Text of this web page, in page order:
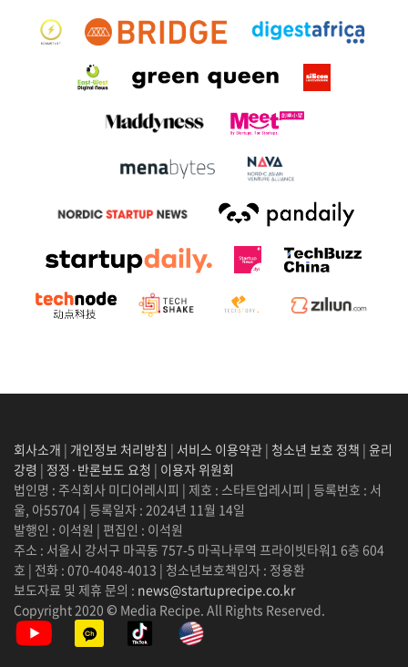
회사소개 | 개인정보 처리방침 | 서비스 이용약관 | 청소년 보호 정책 | 윤리
강령 | 정정·반론보도 요청 | 이용자 위원회
법인명 : 주식회사 미디어레시피 | 제호 : 스타트업레시피 | 등록번호 : 서
울, 아55704 | 등록일자 : 2024년 11월 14일
발행인 : 이석원 | 편집인 : 이석원
주소 : 서울시 강서구 마곡동 757-5 마곡나루역 프라이빗타워1 6층 604
호 | 전화 : 070-4048-4013 | 청소년보호책임자 : 정용환
보도자료 및 제휴 문의 : news@startuprecipe.co.kr
Copyright 2020 © Media Recipe. All Rights Reserved.